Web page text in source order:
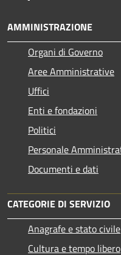
AMMINISTRAZIONE
Organi di Governo
Aree Amministrative
Uffici
Enti e fondazioni
Politici
Personale
Documenti e dati
CATEGORIE DI SERVIZIO
Anagrafe e stato civile
Cultura e tempo libero